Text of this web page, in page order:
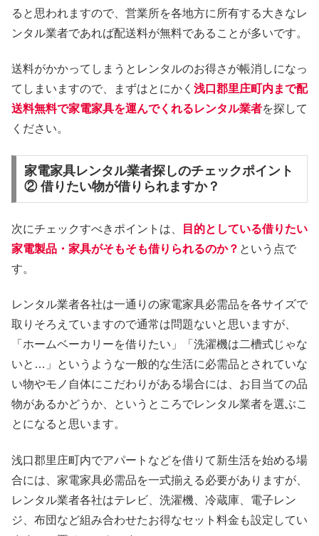
ると思われますので、営業所を各地方に所有する大きなレ
ンタル業者であれば配送料が無料であることが多いです。
送料がかかってしまうとレンタルのお得さが帳消しになっ
てしまいますので、まずはとにかく 浅口郡里庄町内まで配
送料無料で家電家具を運んでくれるレンタル業者を探して
ください。
家電家具レンタル業者探しのチェックポイント
② 借りたい物が借りられますか？
次にチェックすべきポイントは、
目的としている借りたい
家電製品・家具がそもそも借りられるのか？ という点で
す。
レンタル業者各社は一通りの家電家具必需品を各サイズで
取りそろえていますので通常は問題ないと思いますが、
「ホームベーカリーを借りたい」「洗濯機は二槽式じゃな
いと…」というような一般的な生活に必需品とされていな
い物やモノ自体にこだわりがある場合には、お目当ての品
物があるかどうか、というところでレンタル業者を選ぶこ
とになると思います。
浅口郡里庄町内でアパートなどを借りて新生活を始める場
合には、家電家具必需品を一式揃える必要がありますが、
レンタル業者各社はテレビ、洗濯機、冷蔵庫、電子レン
ジ、布団など組み合わせたお得なセット料金も設定してい